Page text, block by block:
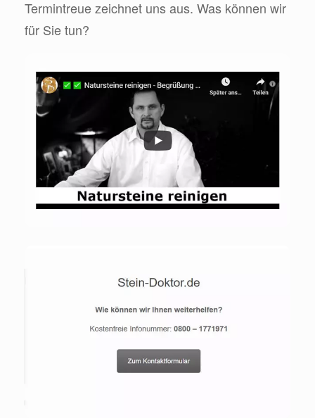
Termintreue zeichnet uns aus. Was können wir
für Sie tun?